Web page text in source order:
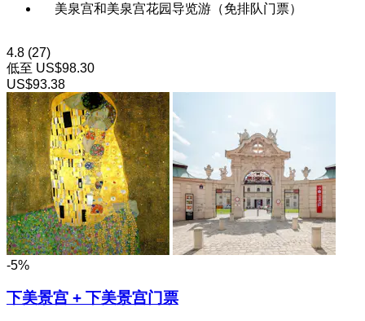
美泉宫和美泉宫花园导览游（免排队门票）
4.8 (27)
低至 US$98.30
US$93.38
-5%
下美景宫 + 下美景宫门票